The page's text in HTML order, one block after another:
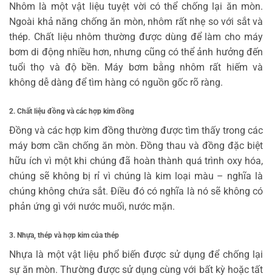
Nhôm là một vật liệu tuyệt vời có thể chống lại ăn mòn.
Ngoài khả năng chống ăn mòn, nhôm rất nhẹ so với sắt và
thép. Chất liệu nhôm thường được dùng để làm cho máy
bơm di động nhiều hơn, nhưng cũng có thể ảnh hưởng đến
tuổi thọ và độ bền. Máy bơm bằng nhôm rất hiếm và
không dễ dàng để tìm hàng có nguồn gốc rõ ràng.
2. Chất liệu đồng và các hợp kim đồng
Đồng và các hợp kim đồng thường được tìm thấy trong các
máy bơm cần chống ăn mòn. Đồng thau và đồng đặc biệt
hữu ích vì một khi chúng đã hoàn thành quá trình oxy hóa,
chúng sẽ không bị rỉ vì chúng là kim loại màu – nghĩa là
chúng không chứa sắt. Điều đó có nghĩa là nó sẽ không có
phản ứng gì với nước muối, nước mặn.
3. Nhựa, thép và hợp kim của thép
Nhựa là một vật liệu phổ biến được sử dụng để chống lại
sự ăn mòn. Thường được sử dụng cùng với bất kỳ hoặc tất